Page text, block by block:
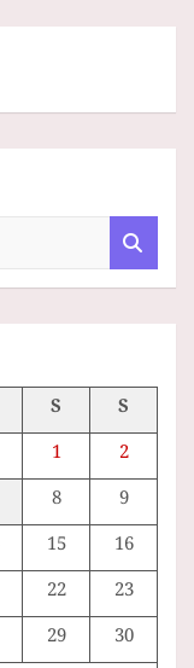
S
S
1
2
8
9
15
16
22
23
29 30